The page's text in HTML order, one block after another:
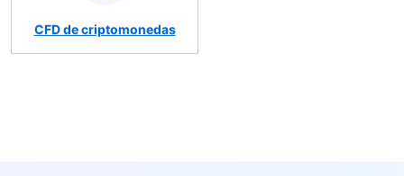
CFD de criptomonedas